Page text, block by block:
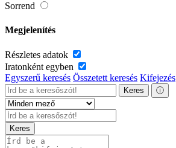
Sorrend
Megjelenítés
Részletes adatok
Iratonként egyben
Egyszerű keresés Összetett keresés Kifejezés
Keres ⓘ
Keres